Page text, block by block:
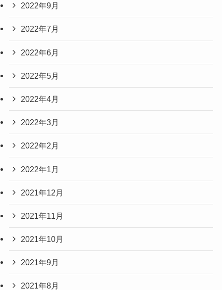
2022年9月
2022年7月
2022年6月
2022年5月
2022年4月
2022年3月
2022年2月
2022年1月
2021年12月
2021年11月
2021年10月
2021年9月
2021年8月